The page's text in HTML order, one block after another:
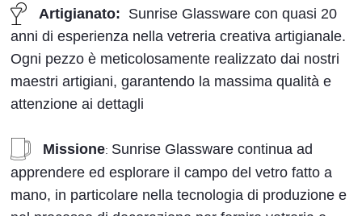
Artigianato: Sunrise Glassware con quasi 20
anni di esperienza nella vetreria creativa artigianale.
Ogni pezzo è meticolosamente realizzato dai nostri
maestri artigiani, garantendo la massima qualità e
attenzione ai dettagli
Missione: Sunrise Glassware continua ad
apprendere ed esplorare il campo del vetro fatto a
mano, in particolare nella tecnologia di produzione e